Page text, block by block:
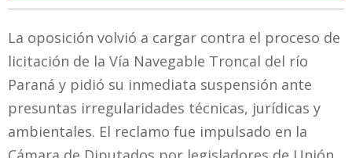
La oposición volvió a cargar contra el proceso de
licitación de la Vía Navegable Troncal del río
Paraná y pidió su inmediata suspensión ante
presuntas irregularidades técnicas, jurídicas y
ambientales. El reclamo fue impulsado en la